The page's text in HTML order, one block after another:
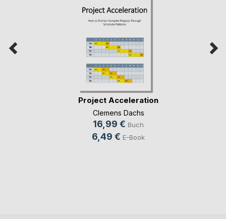
Project Acceleration
Clemens Dachs
16,99 € Buch
6,49 € E-Book